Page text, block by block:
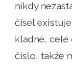
nikdy
čísel
kladné,
číslo, takže